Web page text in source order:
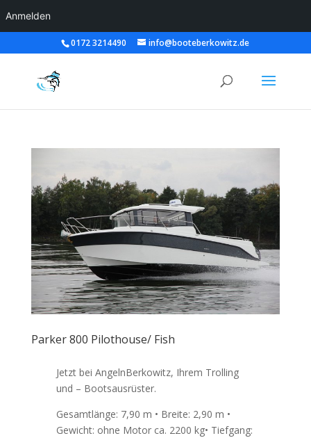
0172 3214490 info@booteberkowitz.de
Parker 800 Pilothouse/ Fish
Jetzt bei AngelnBerkowitz, Ihrem Trolling
und – Bootsausrüster.
Gesamtlänge: 7,90 m • Breite: 2,90 m •
Gewicht: ohne Motor ca. 2200 kg• Tiefgang:
Anmelden